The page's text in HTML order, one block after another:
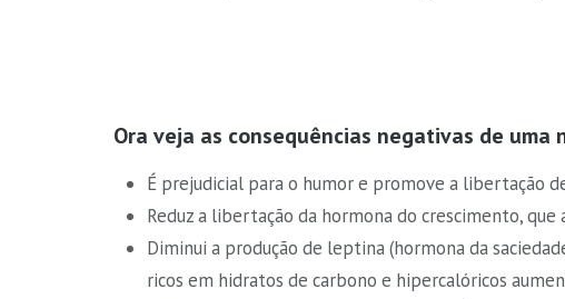
Ora veja as consequências negativas de uma
É prejudicial para o humor e promove a libertação
Reduz a libertação da hormona do crescimento,
Diminui a produção de leptina (hormona da
ricos em hidratos de carbono e hipercalóricos